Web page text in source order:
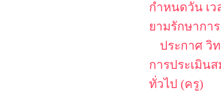
กำหนดวัน เ
ยามรักษากา
ประกาศ วิ
การประเมิน
ทั่วไป (ครู)